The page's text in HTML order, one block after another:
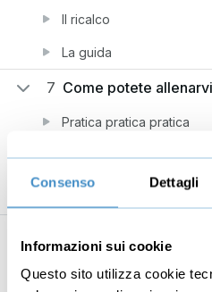
Consenso Dettagli
Informazioni sui cookie
Questo sito utilizza cookie
Il ricalco
La guida
7 Come potete allenarvi
Pratica pratica pratica
Costruisci il tuo piano
Business